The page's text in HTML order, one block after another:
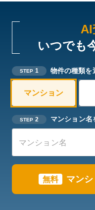
AI
いつでも
STEP 1 物件の種類を
マンション
STEP 2 マンション名
無料 マン